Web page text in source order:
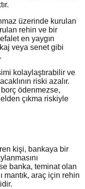
üzerinde kurulan
rehin ve bir
en yaygın
veya senet gibi
kolaylaştırabilir ve
riski azalır.
ödenmezse,
çıkma riskiyle
kişi, bankaya bir
banka, teminat olan
mantık, araç için rehin